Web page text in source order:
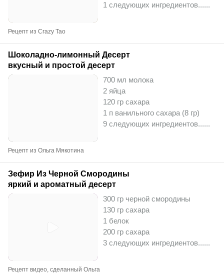
1 следующих ингредиентов......
Рецепт из Crazy Tao
Шоколадно-лимонный Десерт
вкусный и простой десерт
700 мл молока
2 яйца
120 гр сахара
1 п ванильного сахара (8 гр)
9 следующих ингредиентов......
Рецепт из Ольга Мякотина
Зефир Из Черной Смородины
яркий и ароматный десерт
300 гр черной смородины
130 гр сахара
1 белок
200 гр сахара
3 следующих ингредиентов......
Рецепт видео, сделанный Ольга